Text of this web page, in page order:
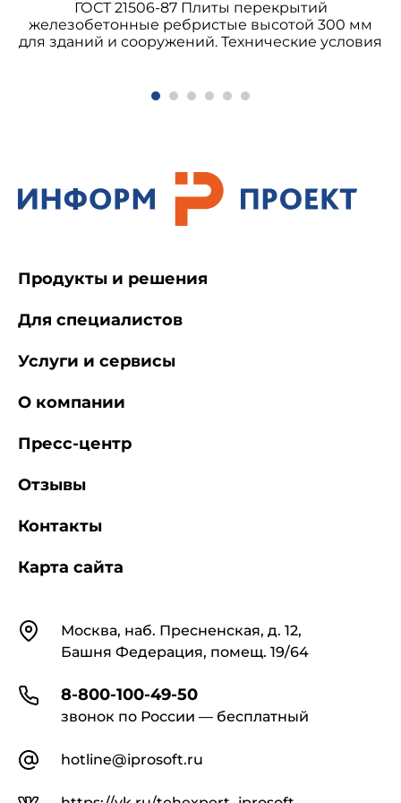
ГОСТ 21506-87 Плиты перекрытий
железобетонные ребристые высотой 300 мм
для зданий и сооружений. Технические условия
КонтактыМосква, наб. Пресненская, д. 12,
Башня Федерация, помещ. 19/64
8-800-100-49-50
звонок по России — бесплатный
hotline@iprosoft.ru
Продукты и решения
Для специалистов
Услуги и сервисы
О компании
Пресс-центр
Отзывы
Контакты
Карта сайта